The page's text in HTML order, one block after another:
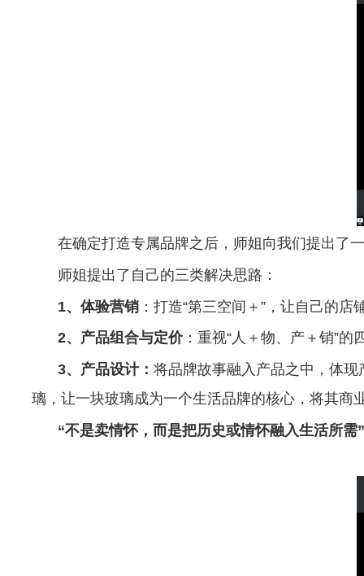
在确定打造专属品牌之后，师姐向我们提出
师姐提出了自己的三类解决思路：
1、体验营销 ：打造“第三空间＋”，让自己的
2、产品组合与定价：重视“人＋物、产＋销”
3、产品设计： 将品牌故事融入产品之中，体
璃，让一块玻璃成为一个生活品牌的核心，将其商
“不是卖情怀，而是把历史或情怀融入生活所需